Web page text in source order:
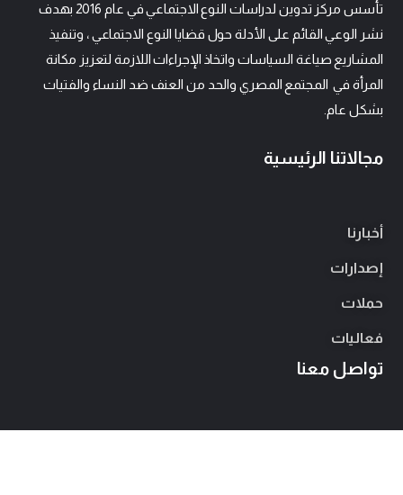
تأسس مركز تدوين لدراسات النوع الاجتماعي في عام 2016 بهدف
نشر الوعي القائم على الأدلة حول قضايا النوع الاجتماعي ، وتنفيذ
المشاريع صياغة السياسات واتخاذ الإجراءات اللازمة لتعزيز مكانة
المرأة في المجتمع المصري والحد من العنف ضد النساء والفتيات
بشكل عام.
مجالاتنا الرئيسية
أخبارنا
إصدارات
حملات
فعاليات
تواصل معنا